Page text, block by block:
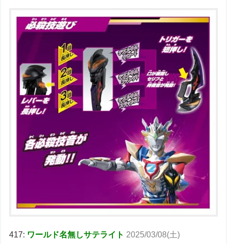
417: ワールド名無しサテライト 2025/03/08(土)